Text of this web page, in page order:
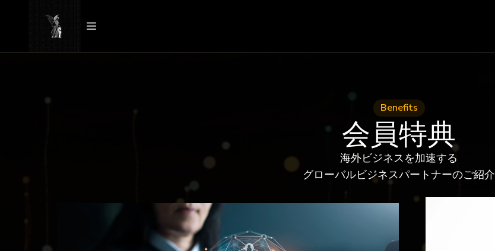
Benefits
会員特典
海外ビジネスを加速する
グローバルビジネスパートナーのご紹介